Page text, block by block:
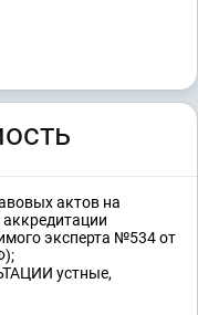
актов на
эксперта №534 от
устные,